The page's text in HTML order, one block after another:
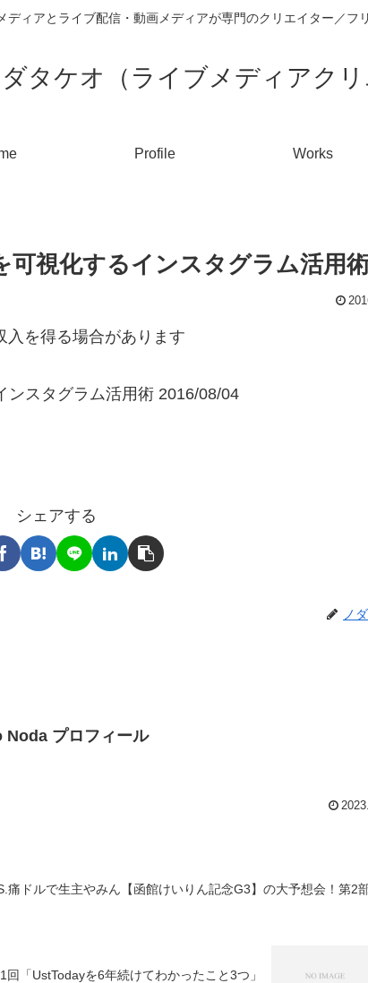
ディアとライブ配信・動画メディアが専門のクリエイター／フ
ダタケオ（ライブメディアクリ
Profile Works
可視化するインスタグラム活用
入を得る場合があります
ンスタグラム活用術 2016/08/04
シェアする
ノ
Noda プロフィール
痛ドルで生主やみん【函館けいりん記念G3】の大予想会！第2
回「UstTodayを6年続けてわかったこと3つ」